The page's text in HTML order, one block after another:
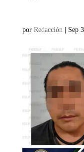
por Redacción | Sep